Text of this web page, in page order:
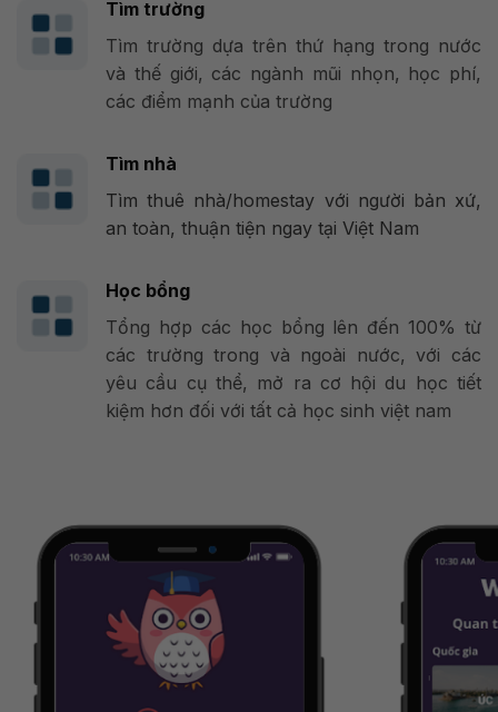
Tìm trường
Tìm trường dựa trên thứ hạng trong nước
và thế giới, các ngành mũi nhọn, học phí,
các điểm mạnh của trường
Tìm nhà
Tìm thuê nhà/homestay với người bản xứ,
an toàn, thuận tiện ngay tại Việt Nam
Học bổng
Tổng hợp các học bổng lên đến 100% từ
các trường trong và ngoài nước, với các
yêu cầu cụ thể, mở ra cơ hội du học tiết
kiệm hơn đối với tất cả học sinh việt nam